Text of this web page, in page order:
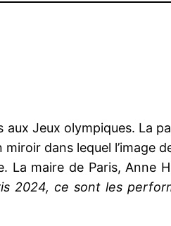
Jeux olympiques. La
dans lequel l’image
La maire de Paris, Anne
2024, ce sont les